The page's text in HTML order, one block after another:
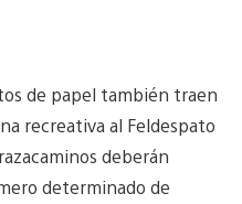
de papel también traen
recreativa al Feldespato
deberán
determinado de